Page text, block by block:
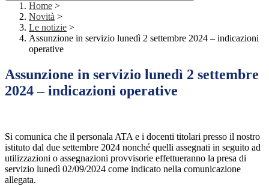
Home >
Novità >
Le notizie >
Assunzione in servizio lunedì 2 settembre 2024 – indicazioni
operative
Assunzione in servizio lunedì 2 settembre
2024 – indicazioni operative
Si comunica che il personala ATA e i docenti titolari presso il nostro
istituto dal due settembre 2024 nonché quelli assegnati in seguito ad
utilizzazioni o assegnazioni provvisorie effettueranno la presa di
servizio lunedì 02/09/2024 come indicato nella comunicazione
allegata.